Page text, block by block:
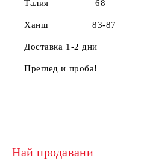
Талия 68
Ханш 83-87
Доставка 1-2 дни
Преглед и проба!
Най продавани